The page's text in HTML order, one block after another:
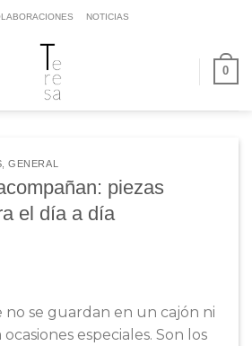
NOTICIAS
0
,GENERAL
piezas
el día a día
no se guardan en un cajón ni
especiales. Son los